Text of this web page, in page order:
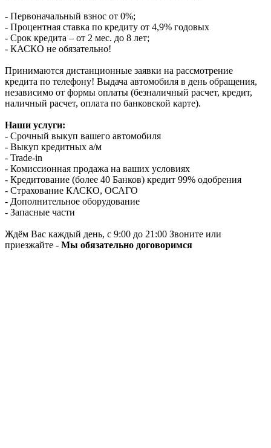
- Первоначальный взнос от 0%;
- Процентная ставка по кредиту от 4,9% годовых
- Срок кредита – от 2 мес. до 8 лет;
- КАСКО не обязательно!
Принимаются дистанционные заявки на рассмотрение
кредита по телефону! Выдача автомобиля в день обращения,
независимо от формы оплаты (безналичный расчет, кредит,
наличный расчет, оплата по банковской карте).
Наши услуги:
- Срочный выкуп вашего автомобиля
- Выкуп кредитных а/м
- Trade-in
- Комиссионная продажа на ваших условиях
- Кредитование (более 40 Банков) кредит 99% одобрения
- Страхование КАСКО, ОСАГО
- Дополнительное оборудование
- Запасные части
Ждём Вас каждый день, с 9:00 до 21:00 Звоните или
приезжайте - Мы обязательно договоримся